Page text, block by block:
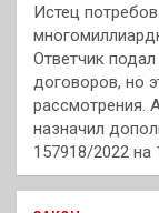
Истец
Ответчик
договоров, но
рассмотрения.
назначил
157918/2022 на